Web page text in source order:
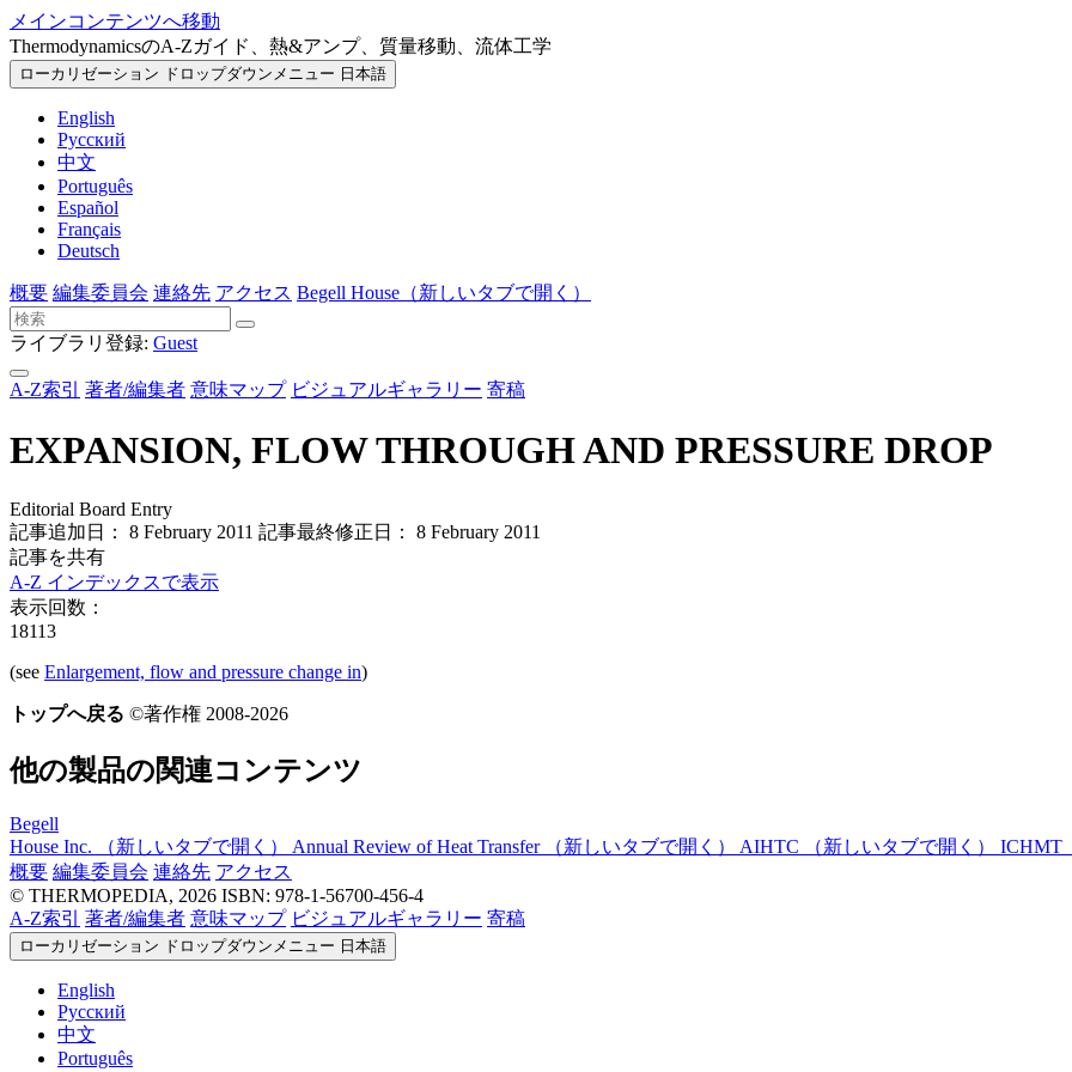
メインコンテンツへ移動
ThermodynamicsのA-Zガイド、熱&アンプ、質量移動、流体工学
ローカリゼーション ドロップダウンメニュー 日本語
English
Русский
中文
Português
Español
Français
Deutsch
概要 編集委員会 連絡先 アクセス Begell House （新しいタブで開く）
ライブラリ登録: Guest
A-Z索引 著者/編集者 意味マップ ビジュアルギャラリー 寄稿
EXPANSION, FLOW THROUGH AND PRESSURE DROP
Editorial Board Entry
記事追加日： 8 February 2011 記事最終修正日： 8 February 2011
記事を共有
A-Z インデックスで表示
表示回数：
18113
(see Enlargement, flow and pressure change in)
トップへ戻る ©著作権 2008-2026
他の製品の関連コンテンツ
Begell
House Inc.
（新しいタブで開く） Annual Review of Heat Transfer （新しいタブで開く） AIHTC （新しいタブで開く） ICHMT
概要 編集委員会 連絡先 アクセス
© THERMOPEDIA, 2026 ISBN: 978-1-56700-456-4
A-Z索引
著者/編集者 意味マップ ビジュアルギャラリー 寄稿
ローカリゼーション ドロップダウンメニュー 日本語
English
Русский
中文
Português